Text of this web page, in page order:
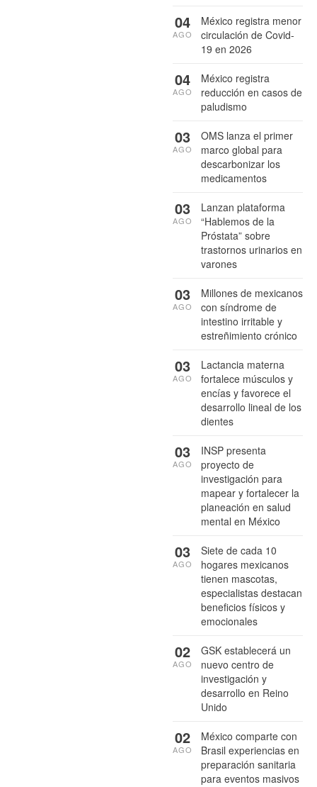
México registra menor
circulación de Covid-
19 en 2026
04
AGO
México registra
reducción en casos de
paludismo
04
AGO
OMS lanza el primer
marco global para
descarbonizar los
medicamentos
03
AGO
Lanzan plataforma
“Hablemos de la
Próstata” sobre
trastornos urinarios en
varones
03
AGO
Millones de mexicanos
con síndrome de
intestino irritable y
estreñimiento crónico
03
AGO
Lactancia materna
fortalece músculos y
encías y favorece el
desarrollo lineal de los
dientes
03
AGO
INSP presenta
proyecto de
investigación para
mapear y fortalecer la
planeación en salud
mental en México
03
AGO
Siete de cada 10
hogares mexicanos
tienen mascotas,
especialistas destacan
beneficios físicos y
emocionales
03
AGO
GSK establecerá un
nuevo centro de
investigación y
desarrollo en Reino
Unido
02
AGO
México comparte con
Brasil experiencias en
preparación sanitaria
para eventos masivos
02
AGO